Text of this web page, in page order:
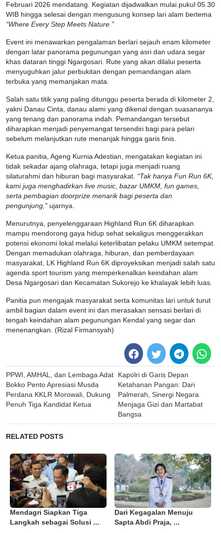
Februari 2026 mendatang. Kegiatan dijadwalkan mulai pukul 05.30
WIB hingga selesai dengan mengusung konsep lari alam bertema
“Where Every Step Meets Nature.”
Event ini menawarkan pengalaman berlari sejauh enam kilometer
dengan latar panorama pegunungan yang asri dan udara segar
khas dataran tinggi Ngargosari. Rute yang akan dilalui peserta
menyuguhkan jalur perbukitan dengan pemandangan alam
terbuka yang memanjakan mata.
Salah satu titik yang paling ditunggu peserta berada di kilometer 2,
yakni Danau Cinta, danau alami yang dikenal dengan suasananya
yang tenang dan panorama indah. Pemandangan tersebut
diharapkan menjadi penyemangat tersendiri bagi para pelari
sebelum melanjutkan rute menanjak hingga garis finis.
Ketua panitia, Ageng Kurnia Adestian, mengatakan kegiatan ini
tidak sekadar ajang olahraga, tetapi juga menjadi ruang
silaturahmi dan hiburan bagi masyarakat. “Tak hanya Fun Run 6K,
kami juga menghadirkan live music, bazar UMKM, fun games,
serta pembagian doorprize menarik bagi peserta dan
pengunjung,” ujarnya.
Menurutnya, penyelenggaraan Highland Run 6K diharapkan
mampu mendorong gaya hidup sehat sekaligus menggerakkan
potensi ekonomi lokal melalui keterlibatan pelaku UMKM setempat.
Dengan memadukan olahraga, hiburan, dan pemberdayaan
masyarakat, LK Highland Run 6K diproyeksikan menjadi salah satu
agenda sport tourism yang memperkenalkan keindahan alam
Desa Ngargosari dan Kecamatan Sukorejo ke khalayak lebih luas.
Panitia pun mengajak masyarakat serta komunitas lari untuk turut
ambil bagian dalam event ini dan merasakan sensasi berlari di
tengah keindahan alam pegunungan Kendal yang segar dan
menenangkan. (Rizal Firmansyah)
Post
navigation
PPWI, AMHAL, dan Lembaga Adat
Bokko Pento Apresiasi Musda
Perdana KKLR Morowali, Dukung
Penuh Tiga Kandidat Ketua
Kapolri di Garis Depan
Ketahanan Pangan: Dari
Palmerah, Sinergi Negara
Menjaga Gizi dan Martabat
Bangsa
RELATED POSTS
Mendagri Siapkan Tiga
Langkah sebagai Solusi ...
Dari Kegagalan Menuju
Sapta Abdi Praja, ...